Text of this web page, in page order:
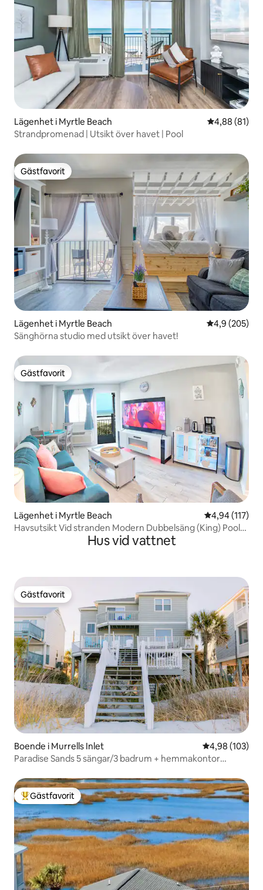
Lägenhet i Myrtle Beach 4,88 av 5 i
4,88 (81)
Strandpromenad | Utsikt över havet | Pool
Gästfavorit
Gästfavorit
Lägenhet i Myrtle Beach 4,9 av 5 i
4,9 (205)
Sänghörna studio med utsikt över havet!
Gästfavorit
Gästfavorit
Lägenhet i Myrtle Beach 4,94 av 5 i
4,94 (117)
Havsutsikt Vid stranden Modern Dubbelsäng (King) Pooler
Hus vid vattnet
Gästfavorit
Gästfavorit
Boende i Murrells Inlet 4,98 av 5 i
4,98 (103)
Paradise Sands 5 sängar/3 badrum + hemmakontor
Populär gästfavorit
Gästfavorit